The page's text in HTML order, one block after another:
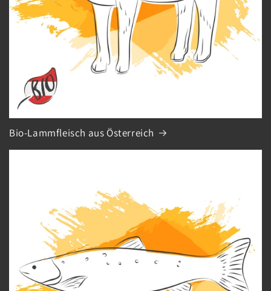
Bio-Lammfleisch aus Österreich